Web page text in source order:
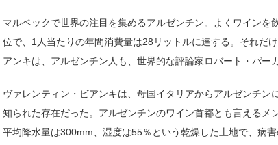
マルベックで世界の注目を集めるアルゼンチン。よくワイン
位で、1人当たりの年間消費量は28リットルに達する。それだ
アンキは、アルゼンチン人も、世界的な評論家ロバート・パー
ヴァレンティン・ビアンキは、母国イタリアからアルゼンチ
知られた存在だった。アルゼンチンのワイン首都とも言える
平均降水量は300mm、湿度は55％という乾燥した土地で、病